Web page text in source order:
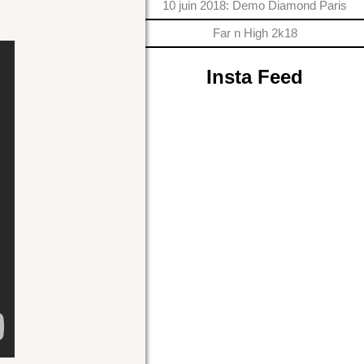
10 juin 2018: Demo Diamond Paris
Far n High 2k18
Insta Feed